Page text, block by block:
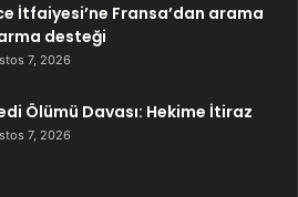
İtfaiyesi’ne Fransa’dan arama
desteği
7, 2026
Ölümü Davası: Hekime İtiraz
7, 2026